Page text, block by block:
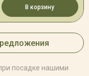
В корзину
посадке нашими